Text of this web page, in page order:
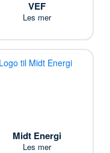
VEF
Les mer
Midt Energi
Les mer